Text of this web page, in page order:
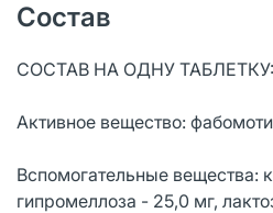
Состав
СОСТАВ НА ОДНУ ТАБЛЕТКУ:
Активное вещество:
Вспомогательные вещества:
гипромеллоза - 25,0 мг,